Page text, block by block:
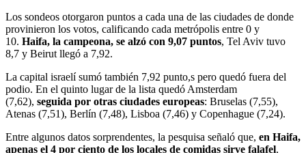
Los sondeos otorgaron puntos a cada una de las ciudades de donde
provinieron los votos, calificando cada metrópolis entre 0 y
10. Haifa, la campeona, se alzó con 9,07 puntos, Tel Aviv tuvo
8,7 y Beirut llegó a 7,92.
La capital israelí sumó también 7,92 punto,s pero quedó fuera del
podio. En el quinto lugar de la lista quedó Amsterdam
(7,62), seguida por otras ciudades europeas: Bruselas (7,55),
Atenas (7,51), Berlín (7,48), Lisboa (7,46) y Copenhague (7,24).
Entre algunos datos sorprendentes, la pesquisa señaló que, en Haifa,
apenas el 4 por ciento de los locales de comidas sirve falafel,